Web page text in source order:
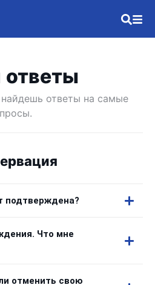
ответы на самые
подтверждена?
Что мне
отменить свою